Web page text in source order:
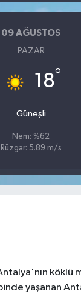
09 AĞUSTOS
PAZAR
18°
Güneşli
Nem: %62
Rüzgar: 5.89 m/s
köklü
yaşanan